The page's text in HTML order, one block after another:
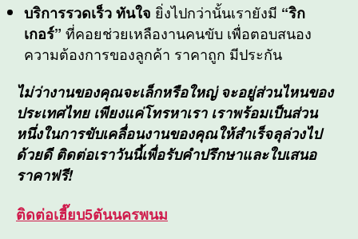
บริการรวดเร็ว ทันใจ ยิ่งไปกว่านั้นเรายังมี “ริก
เกอร์” ที่คอยช่วยเหลืองานคนขับ เพื่อตอบสนอง
ความต้องการของลูกค้า ราคาถูก มีประกัน
ไม่ว่างานของคุณจะเล็กหรือใหญ่ จะอยู่ส่วนไหนของ
ประเทศไทย เพียงแค่โทรหาเรา เราพร้อมเป็นส่วน
หนึ่งในการขับเคลื่อนงานของคุณให้สำเร็จลุล่วงไป
ด้วยดี ติดต่อเราวันนี้เพื่อรับคำปรึกษาและใบเสนอ
ราคาฟรี!
ติดต่อเฮี๊ยบ5ตันนครพนม